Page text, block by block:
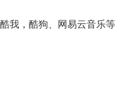
我，酷狗、网易云音乐等